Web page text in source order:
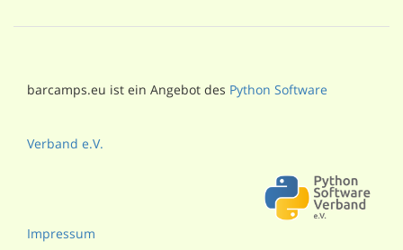
barcamps.eu ist ein Angebot des Python Software
Verband e.V.
Impressum